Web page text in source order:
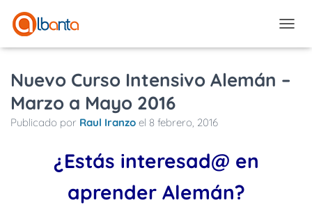
Nuevo Curso Intensivo Alemán –
Marzo a Mayo 2016
Publicado por Raul Iranzo el 8 febrero, 2016
¿Estás interesad@ en
aprender Alemán?